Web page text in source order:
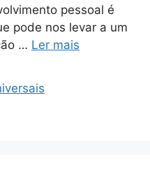
pessoal é
pode nos levar a um
… Ler mais